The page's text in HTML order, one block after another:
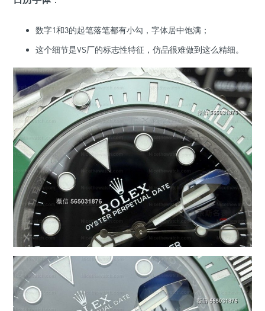
数字1和3的起笔落笔都有小勾，字体居中饱满；
这个细节是VS厂的标志性特征，仿品很难做到这么精细。